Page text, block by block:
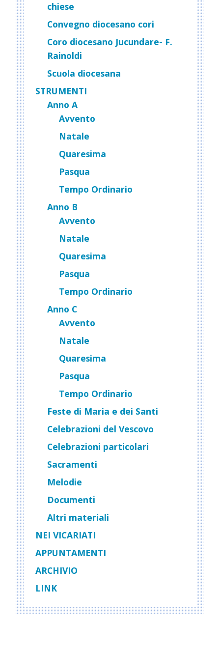
chiese
Convegno diocesano cori
Coro diocesano Jucundare- F.
Rainoldi
Scuola diocesana
STRUMENTI
Anno A
Avvento
Natale
Quaresima
Pasqua
Tempo Ordinario
Anno B
Avvento
Natale
Quaresima
Pasqua
Tempo Ordinario
Anno C
Avvento
Natale
Quaresima
Pasqua
Tempo Ordinario
Feste di Maria e dei Santi
Celebrazioni del Vescovo
Celebrazioni particolari
Sacramenti
Melodie
Documenti
Altri materiali
NEI VICARIATI
APPUNTAMENTI
ARCHIVIO
LINK